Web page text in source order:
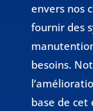
envers nos
fournir des
besoins.
base de cet